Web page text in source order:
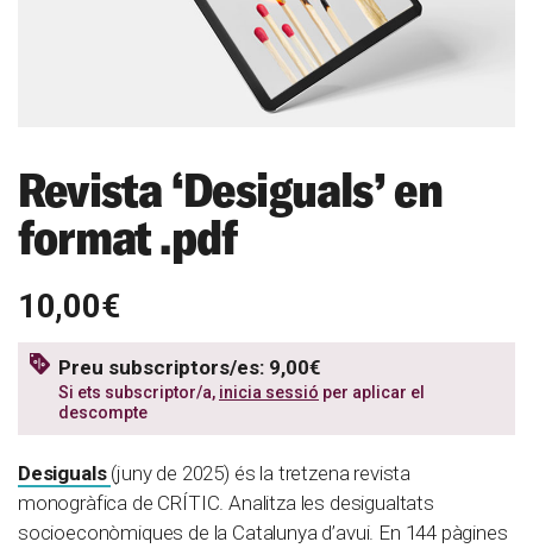
Revista ‘Desiguals’ en
format .pdf
10,00€
Preu subscriptors/es: 9,00€
Si ets subscriptor/a, inicia sessió per aplicar el
descompte
Desiguals (juny de 2025) és la tretzena revista
monogràfica de CRÍTIC. Analitza les desigualtats
socioeconòmiques de la Catalunya d’avui. En 144 pàgines